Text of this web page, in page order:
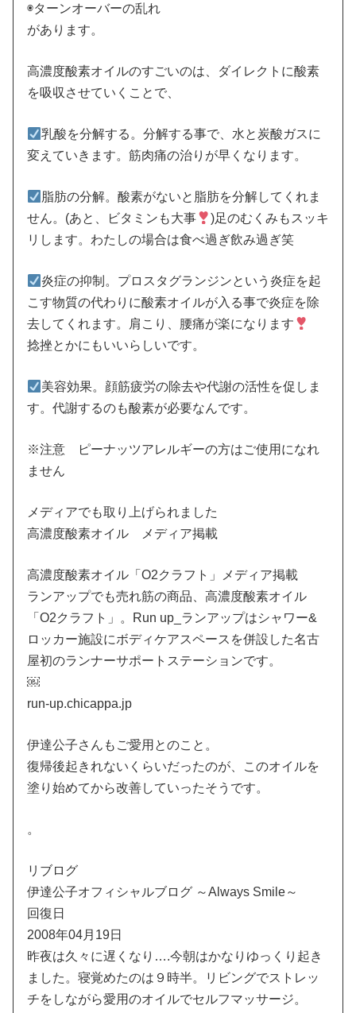
◉ターンオーバーの乱れ
があります。
高濃度酸素オイルのすごいのは、ダイレクトに酸素
を吸収させていくことで、
乳酸を分解する。分解する事で、水と炭酸ガスに
変えていきます。筋肉痛の治りが早くなります。
脂肪の分解。酸素がないと脂肪を分解してくれま
せん。(あと、ビタミンも大事
)足のむくみもスッキ
リします。わたしの場合は食べ過ぎ飲み過ぎ笑
炎症の抑制。プロスタグランジンという炎症を起
こす物質の代わりに酸素オイルが入る事で炎症を除
去してくれます。肩こり、腰痛が楽になります
捻挫とかにもいいらしいです。
美容効果。顔筋疲労の除去や代謝の活性を促しま
す。代謝するのも酸素が必要なんです。
※注意 ピーナッツアレルギーの方はご使用になれ
ません
メディアでも取り上げられました
高濃度酸素オイル メディア掲載
高濃度酸素オイル「O2クラフト」メディア掲載
ランアップでも売れ筋の商品、高濃度酸素オイル
「O2クラフト」。Run up_ランアップはシャワー&
ロッカー施設にボディケアスペースを併設した名古
屋初のランナーサポートステーションです。
￼
run-up.chicappa.jp
伊達公子さんもご愛用とのこと。
復帰後起きれないくらいだったのが、このオイルを
塗り始めてから改善していったそうです。
。
リブログ
伊達公子オフィシャルブログ ～Always Smile～
回復日
2008年04月19日
昨夜は久々に遅くなり….今朝はかなりゆっくり起き
ました。寝覚めたのは９時半。リビングでストレッ
チをしながら愛用のオイルでセルフマッサージ。